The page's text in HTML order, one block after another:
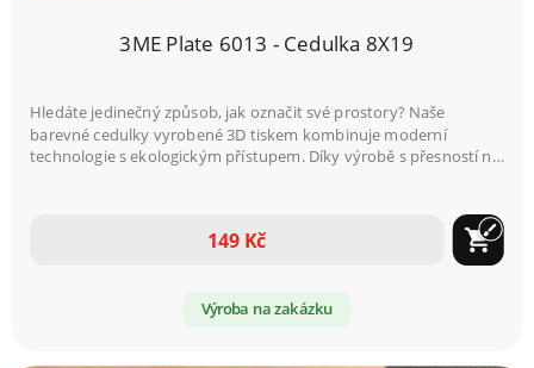
3ME Plate 6013 - Cedulka 8X19
Hledáte jedinečný způsob, jak označit své prostory? Naše
barevné cedulky vyrobené 3D tiskem kombinuje moderní
technologie s ekologickým přístupem. Díky výrobě s přesností na
149 Kč shopping_cart
brush
Výroba na zakázku